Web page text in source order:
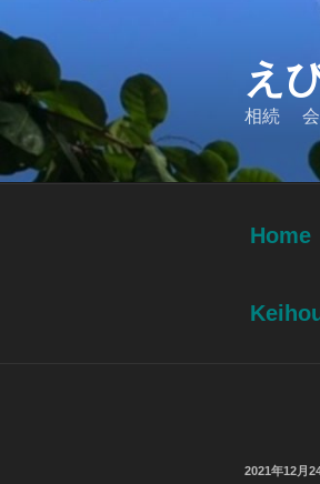
ン
ン
へ
ス
え
相続 会
Home
投
2021年12月